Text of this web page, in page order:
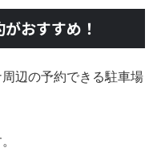
おすすめ！
辺の予約できる駐車場